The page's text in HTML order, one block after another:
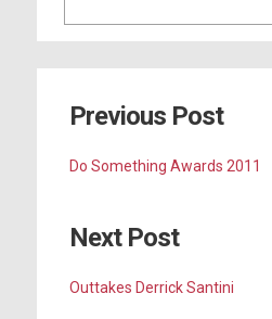
Previous Post
Do Something Awards 2011
Next Post
Outtakes Derrick Santini